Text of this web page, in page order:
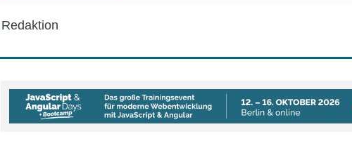
Redaktion